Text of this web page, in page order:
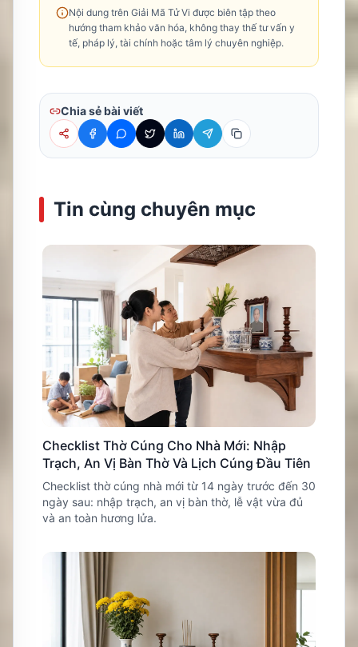
Nội dung trên Giải Mã Tử Vi được biên tập theo
hướng tham khảo văn hóa, không thay thế tư vấn y
tế, pháp lý, tài chính hoặc tâm lý chuyên nghiệp.
Chia sẻ bài viết
Tin cùng chuyên mục
Checklist Thờ Cúng Cho Nhà Mới: Nhập
Trạch, An Vị Bàn Thờ Và Lịch Cúng Đầu Tiên
Checklist thờ cúng nhà mới từ 14 ngày trước đến 30
ngày sau: nhập trạch, an vị bàn thờ, lễ vật vừa đủ
và an toàn hương lửa.